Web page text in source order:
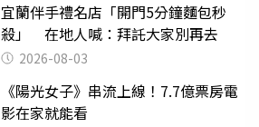
宜蘭伴手禮名店「開門5分鐘麵包秒
殺」 在地人喊：拜託大家別再去
2026-08-03
《陽光女子》串流上線！7.7億票房電
影在家就能看